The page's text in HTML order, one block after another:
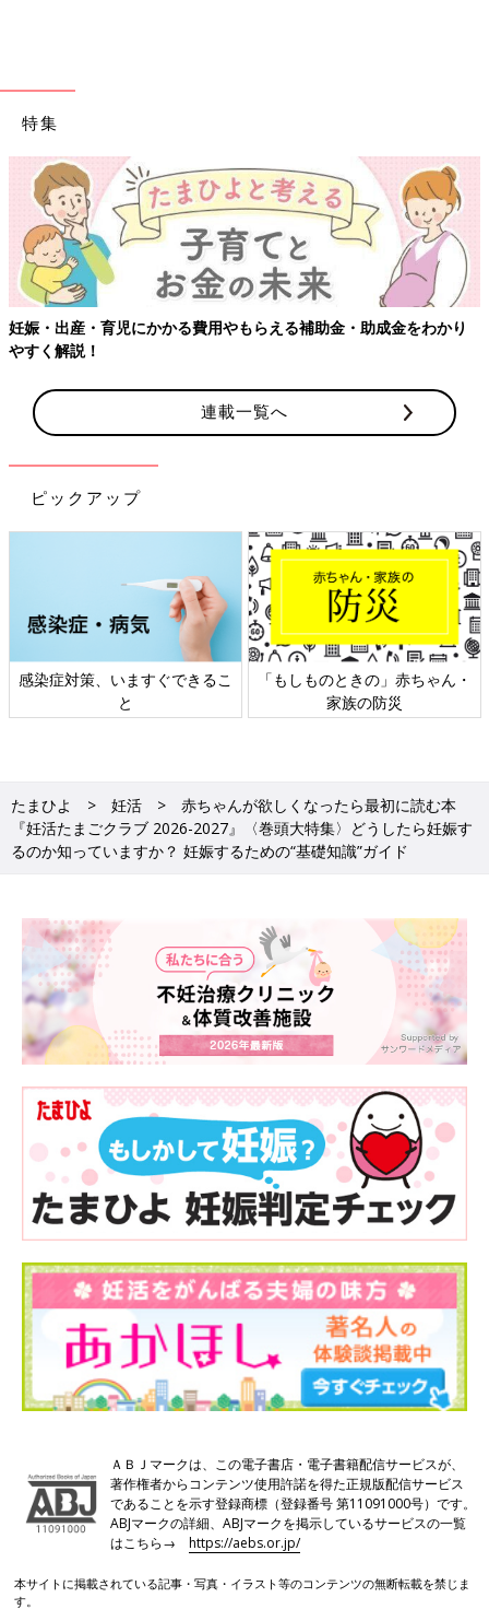
特集
【ワクチン接種できるものも】妊婦の感染症対策、知っておいて！
連載一覧へ
ピックアップ
日本外来小児科学会リーフレッ
ト検討会
六星占術 細木かおりさんの人生
相談
たまひよ 妊活
赤ちゃんが欲しくなったら最初に読む本
『妊活たまごクラブ 2026-2027』〈巻頭大特集〉どうしたら妊娠す
るのか知っていますか？ 妊娠するための“基礎知識”ガイド
ＡＢＪマークは、この電子書店・電子書籍配信サービスが、
著作権者からコンテンツ使用許諾を得た正規版配信サービス
であることを示す登録商標（登録番号 第11091000号）です。
ABJマークの詳細、ABJマークを掲示しているサービスの一覧
はこちら→https://aebs.or.jp/
本サイトに掲載されている記事・写真・イラスト等のコンテンツの無断転載を禁じま
す。